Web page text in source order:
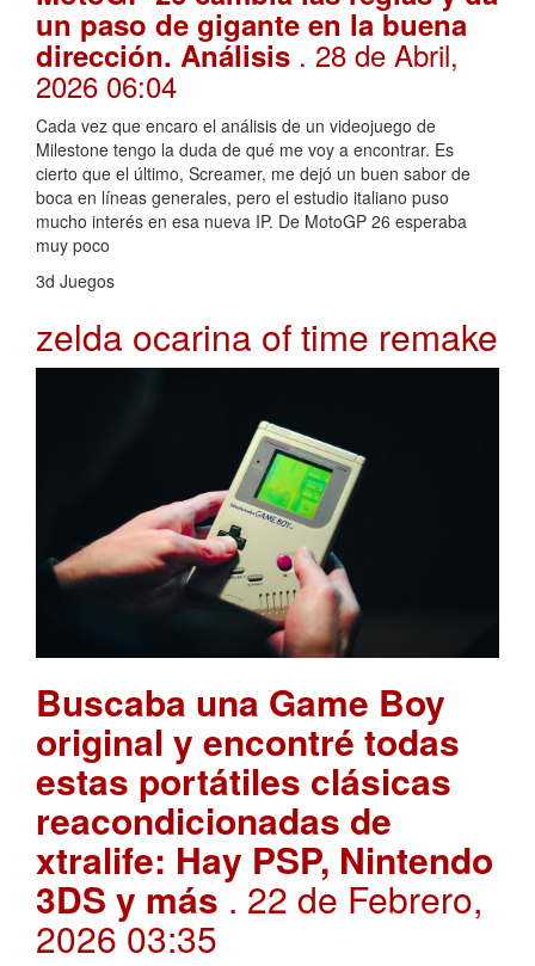
un paso de gigante en la buena
dirección. Análisis . 28 de Abril,
2026 06:04
Cada vez que encaro el análisis de un videojuego de
Milestone tengo la duda de qué me voy a encontrar. Es
cierto que el último, Screamer, me dejó un buen sabor de
boca en líneas generales, pero el estudio italiano puso
mucho interés en esa nueva IP. De MotoGP 26 esperaba
muy poco
3d Juegos
zelda ocarina of time remake
Buscaba una Game Boy
original y encontré todas
estas portátiles clásicas
reacondicionadas de
xtralife: Hay PSP, Nintendo
3DS y más. 22 de Febrero,
2026 03:35